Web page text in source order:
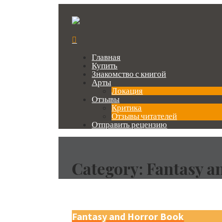
Главная
Купить
Знакомство с книгой
Арты
Локация
Отзывы
Критика
Отзывы читателей
Отправить рецензию
Category: Fantasy
Fantasy and Horror Book